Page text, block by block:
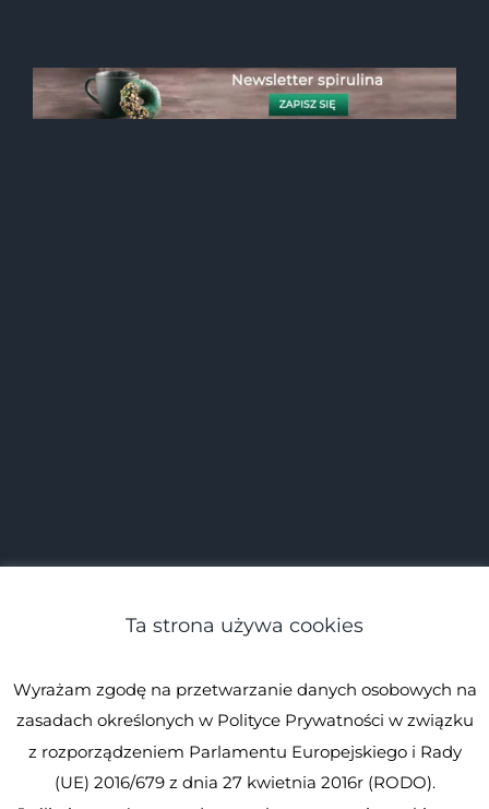
Ta strona używa cookies
Wyrażam zgodę na przetwarzanie danych osobowych na
zasadach określonych w Polityce Prywatności w związku
z rozporządzeniem Parlamentu Europejskiego i Rady
(UE) 2016/679 z dnia 27 kwietnia 2016r (RODO).